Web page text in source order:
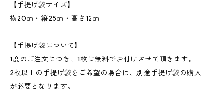
【手提げ袋サイズ】
横20㎝・縦25㎝・高さ12㎝
【手提げ袋について】
1度のご注文につき、1枚は無料でお付けさせて頂きます。
2枚以上の手提げ袋をご希望の場合は、別途手提げ袋の購入
が必要となります。